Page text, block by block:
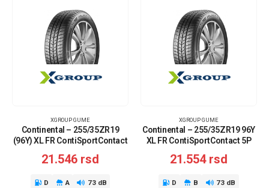
XGROUP GUME
Continental – 255/35ZR19
(96Y) XL FR ContiSportContact
21.546 rsd
D A 73 dB
XGROUP GUME
Continental – 255/35ZR19 96Y
XL FR ContiSportContact 5P
21.554 rsd
D B 73 dB